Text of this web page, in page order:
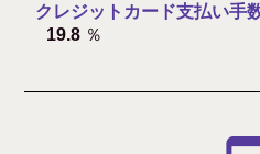
クレジットカード支払い手
19.8